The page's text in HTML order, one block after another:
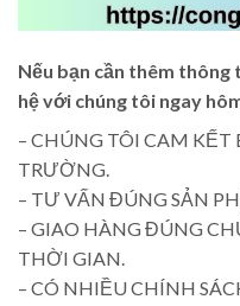
Nếu bạn cần thêm thông
hệ với chúng tôi ngay
– CHÚNG TÔI CAM
TRƯỜNG.
– TƯ VẤN ĐÚNG SẢN
– GIAO HÀNG ĐÚNG
THỜI GIAN.
– CÓ NHIỀU CHÍNH